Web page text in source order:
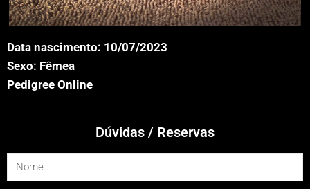
Data nascimento: 10/07/2023
Sexo: Fêmea
Pedigree Online
Dúvidas / Reservas